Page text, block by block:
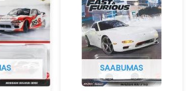
SAABUMAS